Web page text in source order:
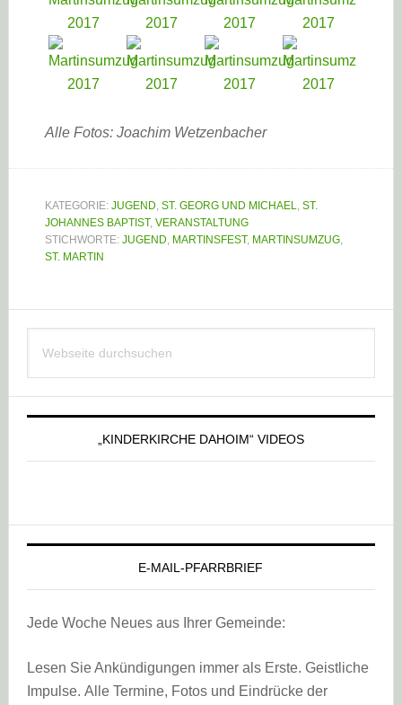
Alle Fotos: Joachim Wetzenbacher
KATEGORIE: JUGEND, ST. GEORG UND MICHAEL, ST.
JOHANNES BAPTIST, VERANSTALTUNG
STICHWORTE: JUGEND, MARTINSFEST, MARTINSUMZUG,
ST. MARTIN
Haupt-
Sidebar
durchsuchen
„KINDERKIRCHE DAHOIM“ VIDEOS
E-MAIL-PFARRBRIEF
Jede Woche Neues aus Ihrer Gemeinde:
Lesen Sie Ankündigungen immer als Erste. Geistliche
Impulse. Alle Termine, Fotos und Eindrücke der